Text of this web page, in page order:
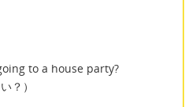
to a house party?
？）